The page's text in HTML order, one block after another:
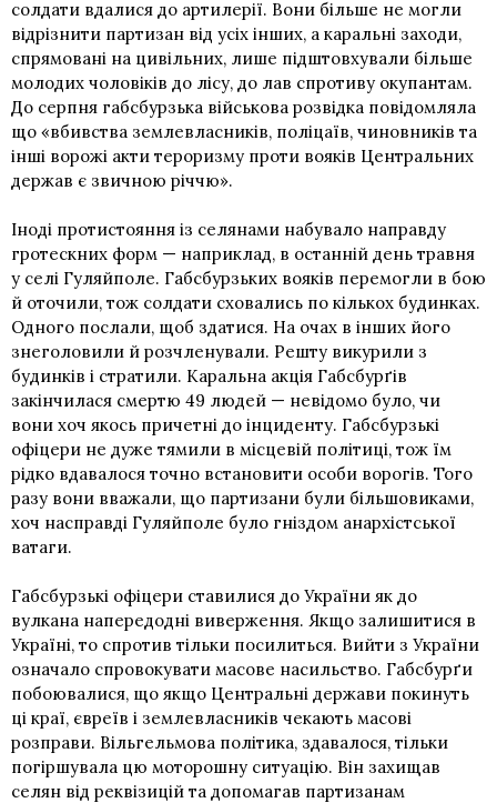
солдати вдалися до артилерії. Вони більше не могли
відрізнити партизан від усіх інших, а каральні заходи,
спрямовані на цивільних, лише підштовхували більше
молодих чоловіків до лісу, до лав спротиву окупантам.
До серпня габсбурзька військова розвідка повідомляла
що «вбивства землевласників, поліцаїв, чиновників та
інші ворожі акти тероризму проти вояків Центральних
держав є звичною річчю».
Іноді протистояння із селянами набувало направду
гротескних форм — наприклад, в останній день травня
у селі Гуляйполе. Габсбурзьких вояків перемогли в бою
й оточили, тож солдати сховались по кількох будинках.
Одного послали, щоб здатися. На очах в інших його
знеголовили й розчленували. Решту викурили з
будинків і стратили. Каральна акція Габсбурґів
закінчилася смертю 49 людей — невідомо було, чи
вони хоч якось причетні до інциденту. Габсбурзькі
офіцери не дуже тямили в місцевій політиці, тож їм
рідко вдавалося точно встановити особи ворогів. Того
разу вони вважали, що партизани були більшовиками,
хоч насправді Гуляйполе було гніздом анархістської
ватаги.
Габсбурзькі офіцери ставилися до України як до
вулкана напередодні виверження. Якщо залишитися в
Україні, то спротив тільки посилиться. Вийти з України
означало спровокувати масове насильство. Габсбурґи
побоювалися, що якщо Центральні держави покинуть
ці краї, євреїв і землевласників чекають масові
розправи. Вільгельмова політика, здавалося, тільки
погіршувала цю моторошну ситуацію. Він захищав
селян від реквізицій та допомагав партизанам